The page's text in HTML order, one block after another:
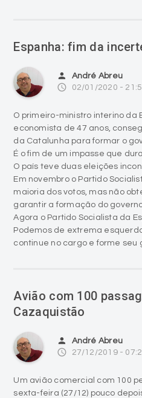
Espanha: fim da
person André Abreu
access_time 02/01/2020 -
O primeiro-ministro interino da
economista de 47 anos,
da Catalunha para formar o
É o fim de um impasse que
O país teve duas eleições
Em novembro o Partido
maioria dos votos, mas não
garantir a formação do
Agora o Partido Socialista da
Podemos de extrema
continue no cargo e forme seu
Avião com 100
Cazaquistão
person André Abreu
access_time 27/12/2019 -
Um avião comercial com 100
sexta-feira (27/12) pouco